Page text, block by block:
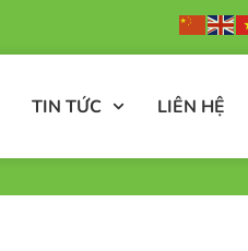
TIN TỨC LIÊN HỆ